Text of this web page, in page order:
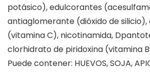
potásico), edulcorantes
antiaglomerante (dióxido de
(vitamina C), nicotinamida,
clorhidrato de piridoxina (vitamina
Puede contener: HUEVOS, SOJA,